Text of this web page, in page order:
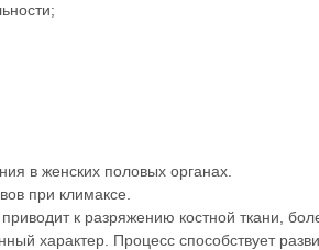
в женских половых органах.
при климаксе.
к разряжению костной ткани,
характер. Процесс способствует